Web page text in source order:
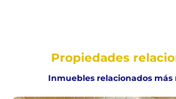
Propiedades
Inmuebles relacionados más